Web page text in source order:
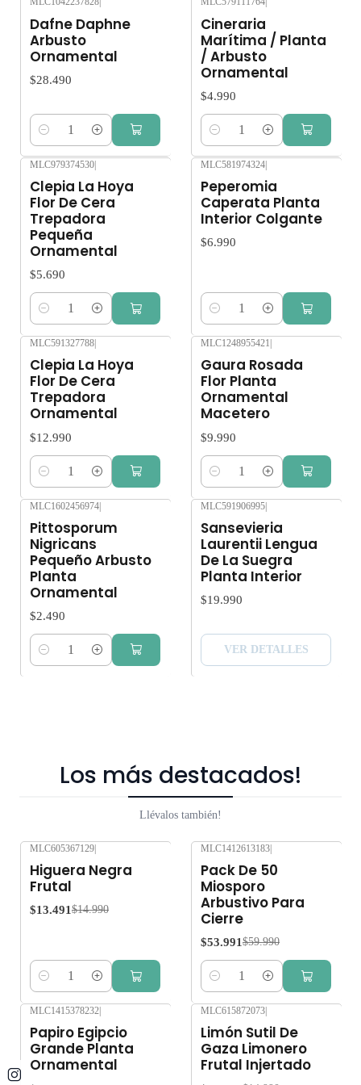
Dafne Daphne
Arbusto
Ornamental
$28.490
Cantidad
Cineraria
Marítima / Planta
/ Arbusto
Ornamental
$4.990
Cantidad
MLC979374530|
Clepia La Hoya
Flor De Cera
Trepadora
Pequeña
Ornamental
$5.690
Cantidad
MLC581974324|
Peperomia
Caperata Planta
Interior Colgante
$6.990
Cantidad
MLC591327788
Clepia La Hoya
Flor De Cera
Trepadora
Ornamental
$12.990
Cantidad
MLC1248955421
Gaura Rosada
Flor Planta
Ornamental
Macetero
$9.990
Cantidad
MLC1602456974|
Pittosporum
Nigricans
Pequeño Arbusto
Planta
Ornamental
$2.490
Cantidad
MLC591906995|
Sansevieria
Laurentii Lengua
De La Suegra
Planta Interior
$19.990
VER DETALLES
Los más destacados!
Llévalos también!
MLC605367129|
Higuera Negra
Frutal
$13.491 $14.990
Cantidad
MLC1412613183|
Pack De 50
Miosporo
Arbustivo Para
Cierre
$53.991 $59.990
Cantidad
MLC1415378232
Papiro Egipcio
Grande Planta
Ornamental
MLC615872073
Limón Sutil De
Gaza Limonero
Frutal Injertado